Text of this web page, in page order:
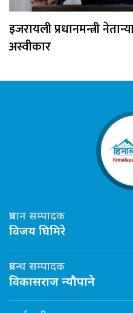
इजरायली प्रधानमन्त्री
अस्वीकार
प्रधान सम्पादक
विजय घिमिरे
प्रबन्ध सम्पादक
विकासराज न्यौपाने